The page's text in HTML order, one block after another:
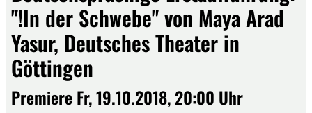
"!In der Schwebe" von Maya Arad
Yasur, Deutsches Theater in
Göttingen
Premiere Fr, 19.10.2018, 20:00 Uhr